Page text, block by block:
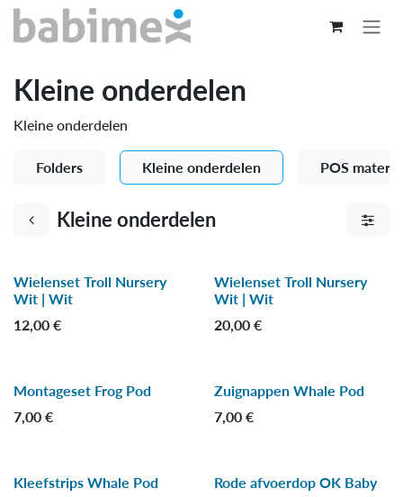
Overslaan naar inhoud
Kleine onderdelen
Kleine onderdelen
Folders Kleine onderdelen POS
Kleine onderdelen
Wielenset Troll Nursery
Wit | Wit
12,00 €
Wielenset Troll Nursery
Wit | Wit
20,00€
Montageset Frog Pod
7,00 €
Zuignappen Whale Pod
7,00€
Kleefstrips Whale Pod
Rode afvoerdop OK Baby